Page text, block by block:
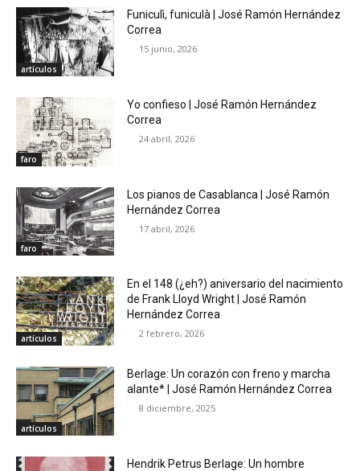
artículos
Funiculì, funiculà | José Ramón Hernández
Correa
15 junio, 2026
faro
Yo confieso | José Ramón Hernández
Correa
24 abril, 2026
faro
Los pianos de Casablanca | José Ramón
Hernández Correa
17 abril, 2026
artículos
En el 148 (¿eh?) aniversario del nacimiento
de Frank Lloyd Wright | José Ramón
Hernández Correa
2 febrero, 2026
artículos
Berlage: Un corazón con freno y marcha
alante* | José Ramón Hernández Correa
8 diciembre, 2025
Hendrik Petrus Berlage: Un hombre